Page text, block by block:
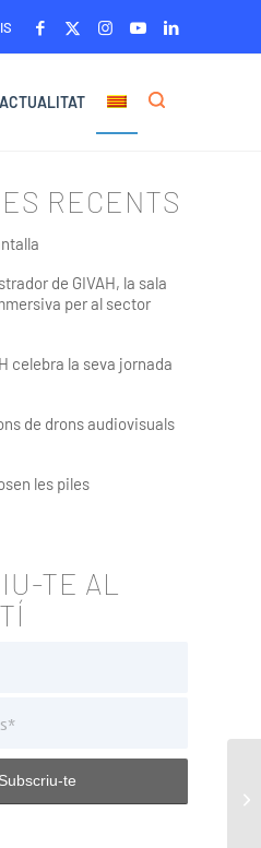
ACTUALITAT
RECENTS
de GIVAH, la sala
per al sector
celebra la seva jornada
de drons audiovisuals
les piles
TE AL